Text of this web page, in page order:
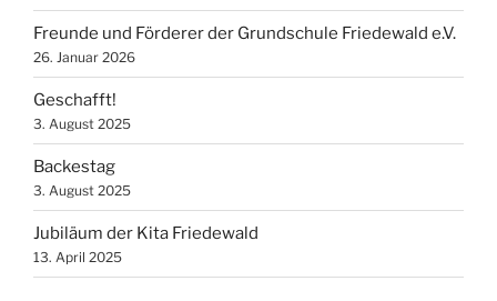
Freunde und Förderer der Grundschule Friedewald e.V.
26. Januar 2026
Geschafft!
3. August 2025
Backestag
3. August 2025
Jubiläum der Kita Friedewald
13. April 2025